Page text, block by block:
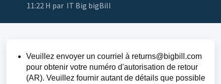
11:22 H par IT Big bigBill
Veuillez envoyer un courriel à returns@bigbill.com
pour obtenir votre numéro d'autorisation de retour
(AR). Veuillez fournir autant de détails que possible